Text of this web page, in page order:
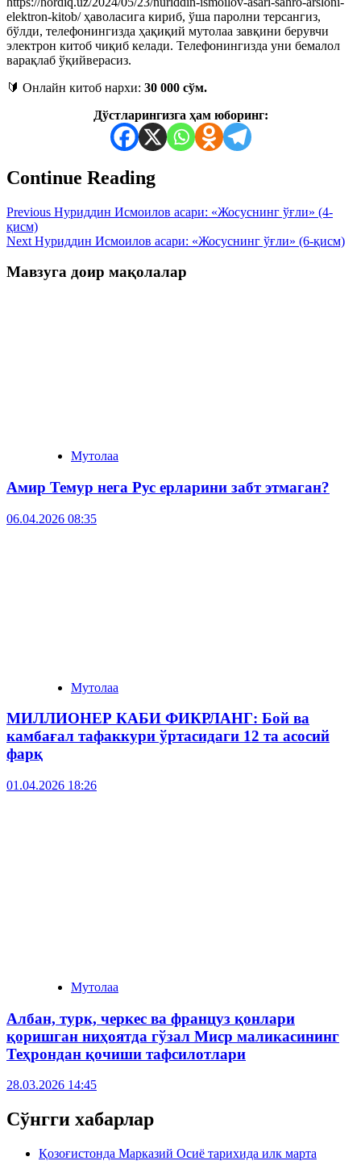
elektron-kitob/ ҳаволасига кириб, ўша паролни терсангиз,
бўлди, телефонингизда ҳақиқий мутолаа завқини берувчи
электрон китоб чиқиб келади. Телефонингизда уни бемалол
варақлаб ўқийверасиз.
🔰 Онлайн китоб нархи: 30 000 сўм.
Дўстларингизга ҳам юборинг:
Continue Reading
Previous Нуриддин Исмоилов асари: «Жосуснинг ўғли» (4-
қисм)
Next Нуриддин Исмоилов асари: «Жосуснинг ўғли» (6-қисм)
Мавзуга доир мақолалар
Мутолаа
Амир Темур нега Рус ерларини забт этмаган?
06.04.2026 08:35
Мутолаа
МИЛЛИОНЕР КАБИ ФИКРЛАНГ: Бой ва
камбағал тафаккури ўртасидаги 12 та асосий
фарқ
01.04.2026 18:26
Мутолаа
Албан, турк, черкес ва француз қонлари
қоришган ниҳоятда гўзал Миср маликасининг
Теҳрондан қочиши тафсилотлари
28.03.2026 14:45
Сўнгги хабарлар
Қозоғистонда Марказий Осиё тарихида илк марта